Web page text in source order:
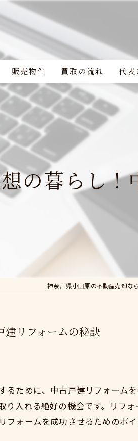
販売物件 買取の流れ 代表
の暮らし
神奈川県小田原の不動産売却な
建リフォームの秘訣
るために、中古戸建リフォーム
り入れる絶好の機会です。リフ
ォームを成功させるためのポイ